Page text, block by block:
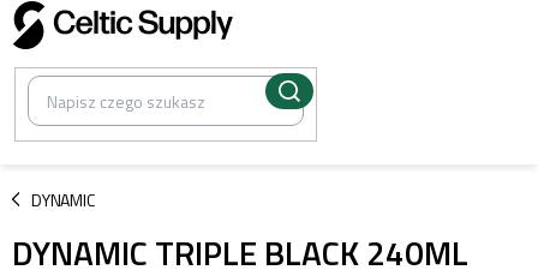
Przejść
do
treści
DYNAMIC
/
DYNAMIC TRIPLE BLACK 240ML